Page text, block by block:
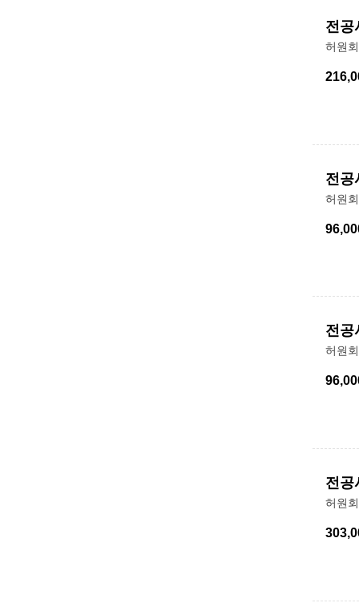
전공
허원회
전공
허원회
전공
허원회
전공
허원회